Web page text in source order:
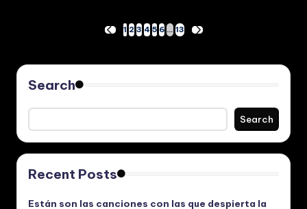
pagination
PREVIOUS
1 2 3 4 5 6 … 13
NEXT
Search
Search
Recent Posts
Están son las canciones con las que despierta la